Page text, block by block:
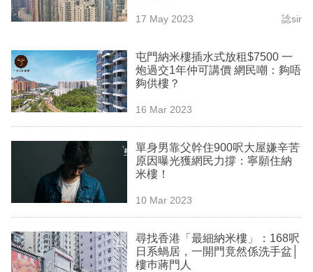
17 May 2023 諗sir
屯門納米樓插水式放租$7500 一
炮過交1年仲可講價 網民嘲：夠唔
夠供樓？
16 Mar 2023
單身男靠父幹住900呎大屋嫌辛苦
原因曝光獲網民力撐：寧願住納
米樓！
10 Mar 2023
尋找香港「最細納米樓」：168呎
日系蝸居，一開門竟然係洗手盆│
樓巿蔣門人